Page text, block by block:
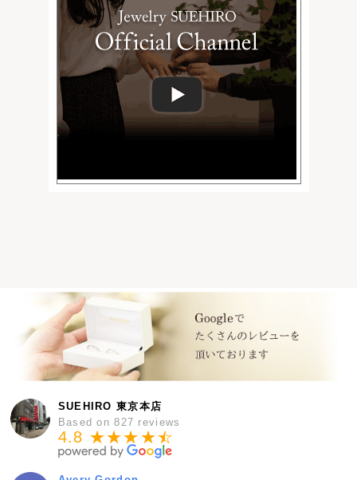
SUEHIRO 東京本店
Based on 827 reviews
4.8 ★★★★★
☆